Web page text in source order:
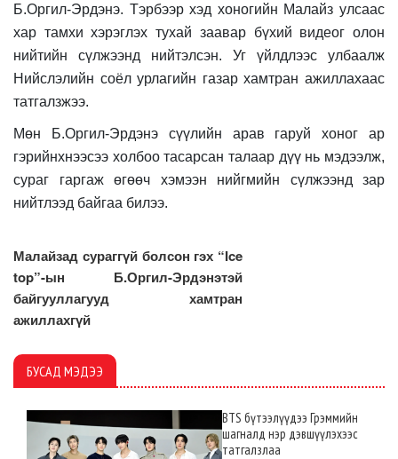
Б.Оргил-Эрдэнэ. Тэрбээр хэд хоногийн Малайз улсаас
хар тамхи хэрэглэх тухай заавар бүхий видеог олон
нийтийн сүлжээнд нийтэлсэн. Уг үйлдлээс улбаалж
Нийслэлийн соёл урлагийн газар хамтран ажиллахаас
татгалзжээ.
Мөн Б.Оргил-Эрдэнэ сүүлийн арав гаруй хоног ар
гэрийнхнээсээ холбоо тасарсан талаар дүү нь мэдээлж,
сураг гаргаж өгөөч хэмээн нийгмийн сүлжээнд зар
нийтлээд байгаа билээ.
Малайзад сураггүй болсон гэх “Ice
top”-ын Б.Оргил-Эрдэнэтэй
байгууллагууд хамтран
ажиллахгүй
БУСАД МЭДЭЭ
BTS бүтээлүүдээ Грэммийн
шагналд нэр дэвшүүлэхээс
татгалзлаа